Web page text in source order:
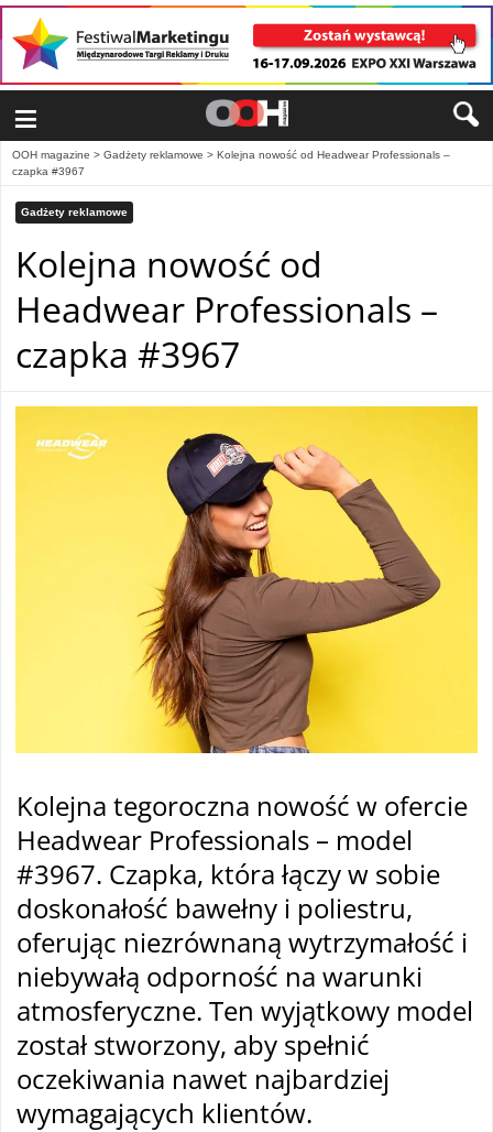
≡
OOH magazine > Gadżety reklamowe > Kolejna nowość od Headwear Professionals –
czapka #3967
Gadżety reklamowe
Kolejna nowość od
Headwear Professionals –
czapka #3967
Kolejna tegoroczna nowość w ofercie
Headwear Professionals – model
#3967. Czapka, która łączy w sobie
doskonałość bawełny i poliestru,
oferując niezrównaną wytrzymałość i
niebywałą odporność na warunki
atmosferyczne. Ten wyjątkowy model
został stworzony, aby spełnić
oczekiwania nawet najbardziej
wymagających klientów.